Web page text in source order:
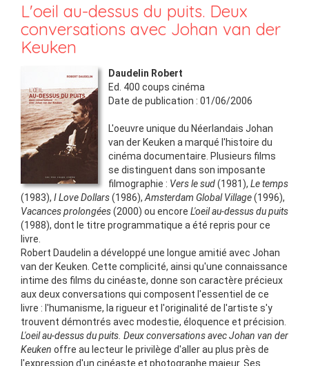
L'oeil au-dessus du puits. Deux
conversations avec Johan van der
Keuken
Daudelin Robert
Ed. 400 coups cinéma
Date de publication : 01/06/2006
L'oeuvre unique du Néerlandais Johan
van der Keuken a marqué l'histoire du
cinéma documentaire. Plusieurs films
se distinguent dans son imposante
filmographie : Vers le sud(1981), Le temps
(1983), I Love Dollars(1986), Amsterdam Global Village(1996),
Vacances prolongées(2000) ou encore L'oeil au-dessus du puits
(1988), dont le titre programmatique a été repris pour ce
livre.
Robert Daudelin a développé une longue amitié avec Johan
van der Keuken. Cette complicité, ainsi qu'une connaissance
intime des films du cinéaste, donne son caractère précieux
aux deux conversations qui composent l'essentiel de ce
livre : l'humanisme, la rigueur et l'originalité de l'artiste s'y
trouvent démontrés avec modestie, éloquence et précision.
L'oeil au-dessus du puits. Deux conversations avec Johan van der
Keuken offre au lecteur le privilège d'aller au plus près de
l'expression d'un cinéaste et photographe majeur. Ses